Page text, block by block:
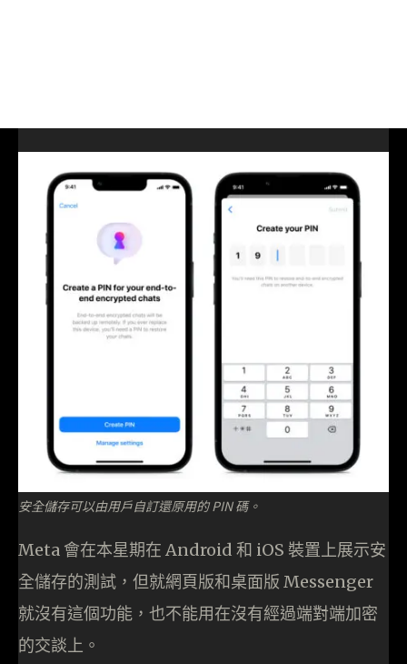
安全儲存可以由用戶自訂還原用的 PIN 碼。
Meta 會在本星期在 Android 和 iOS 裝置上展示安
全儲存的測試，但就網頁版和桌面版 Messenger
就沒有這個功能，也不能用在沒有經過端對端加密
的交談上。